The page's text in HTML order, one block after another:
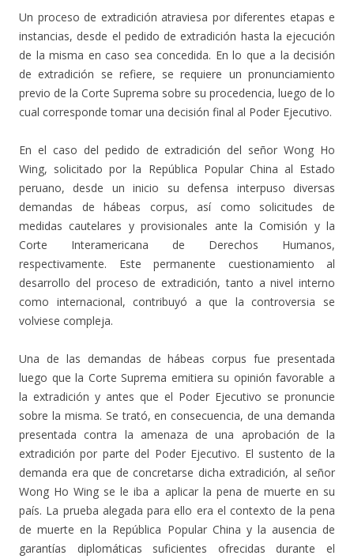
Un proceso de extradición atraviesa por diferentes etapas e
instancias, desde el pedido de extradición hasta la ejecución
de la misma en caso sea concedida. En lo que a la decisión
de extradición se refiere, se requiere un pronunciamiento
previo de la Corte Suprema sobre su procedencia, luego de lo
cual corresponde tomar una decisión final al Poder Ejecutivo.
En el caso del pedido de extradición del señor Wong Ho
Wing, solicitado por la República Popular China al Estado
peruano, desde un inicio su defensa interpuso diversas
demandas de hábeas corpus, así como solicitudes de
medidas cautelares y provisionales ante la Comisión y la
Corte Interamericana de Derechos Humanos,
respectivamente. Este permanente cuestionamiento al
desarrollo del proceso de extradición, tanto a nivel interno
como internacional, contribuyó a que la controversia se
volviese compleja.
Una de las demandas de hábeas corpus fue presentada
luego que la Corte Suprema emitiera su opinión favorable a
la extradición y antes que el Poder Ejecutivo se pronuncie
sobre la misma. Se trató, en consecuencia, de una demanda
presentada contra la amenaza de una aprobación de la
extradición por parte del Poder Ejecutivo. El sustento de la
demanda era que de concretarse dicha extradición, al señor
Wong Ho Wing se le iba a aplicar la pena de muerte en su
país. La prueba alegada para ello era el contexto de la pena
de muerte en la República Popular China y la ausencia de
garantías diplomáticas suficientes ofrecidas durante el